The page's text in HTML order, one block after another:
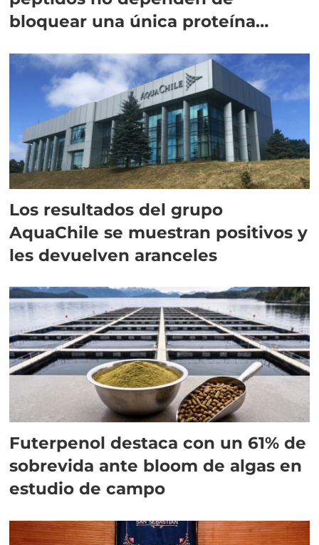
bloquear una única proteína
Los resultados del grupo
AquaChile se muestran positivos y
les devuelven aranceles
Futerpenol destaca con un 61% de
sobrevida ante bloom de algas en
estudio de campo